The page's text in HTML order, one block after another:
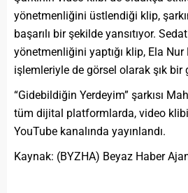
yönetmenliğini üstlendiği klip,
başarılı bir şekilde yansıtıyor.
yönetmenliğini yaptığı klip, Ela Nur
işlemleriyle de görsel olarak şık bir
“Gidebildiğin Yerdeyim” şarkısı
tüm dijital platformlarda, video
YouTube kanalında yayınlandı.
Kaynak: (BYZHA) Beyaz Haber